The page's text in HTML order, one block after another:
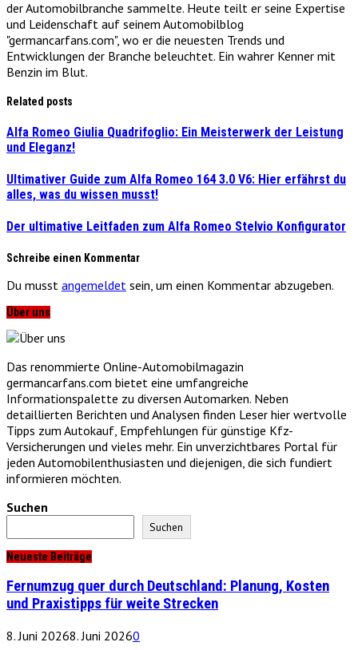
der Automobilbranche sammelte. Heute teilt er seine Expertise
und Leidenschaft auf seinem Automobilblog
"germancarfans.com", wo er die neuesten Trends und
Entwicklungen der Branche beleuchtet. Ein wahrer Kenner mit
Benzin im Blut.
Related posts
Alfa Romeo Giulia Quadrifoglio: Ein Meisterwerk der Leistung
und Eleganz!
Ultimativer Guide zum Alfa Romeo 164 3.0 V6: Hier erfährst du
alles, was du wissen musst!
Der ultimative Leitfaden zum Alfa Romeo Stelvio Konfigurator
Schreibe einen Kommentar
Du musst angemeldet sein, um einen Kommentar abzugeben.
Über uns
Das renommierte Online-Automobilmagazin
germancarfans.com bietet eine umfangreiche
Informationspalette zu diversen Automarken. Neben
detaillierten Berichten und Analysen finden Leser hier wertvolle
Tipps zum Autokauf, Empfehlungen für günstige Kfz-
Versicherungen und vieles mehr. Ein unverzichtbares Portal für
jeden Automobilenthusiasten und diejenigen, die sich fundiert
informieren möchten.
Suchen
Suchen
Neueste Beiträge
Fernumzug quer durch Deutschland: Planung, Kosten
und Praxistipps für weite Strecken
8. Juni 20268. Juni 20260